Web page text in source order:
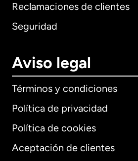
Reclamaciones de clientes
Seguridad
Aviso legal
Términos y condiciones
Política de privacidad
Política de cookies
Aceptación de clientes